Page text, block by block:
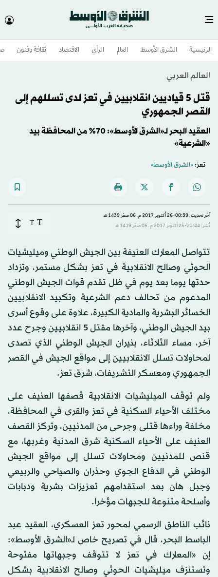
الرئيسية الشرق الأوسط​ العالم الرأي الاقتصاد ثقافة وفنون
العالم العربي
قتل 5 قياديين انقلابيين في تعز لدى تسللهم إلى
القصر الجمهوري
العقيد البحر لـ«الشرق الأوسط»: 70% من المحافظة بيد
«الشرعية»
تعز:«الشرق الأوسط»
آخر تحديث: 00:39-26 أكتوبر 2017 م ـ 06 صفَر 1439 هـ
نُشر: 23:44-25 أكتوبر 2017 م ـ 05 صفَر 1439 هـ
T
T
تتواصل المعارك العنيفة بين الجيش الوطني وميليشيات
الحوثي وصالح الانقلابية في تعز بشكل مستمر، وتزداد
حدتها يوما بعد يوم في ظل تقدم قوات الجيش الوطني
المدعوم من تحالف دعم الشرعية وتكبيد الانقلابيين
الخسائر البشرية والمادية الكبيرة، علاوة على وقوع أسرى
بيد الجيش الوطني، وآخرها مقتل 5 انقلابيين وجرح عدد
آخر، مساء الثلاثاء، بنيران الجيش الوطني الذي تصدى
لمحاولات تسلل الانقلابيين إلى مواقع الجيش في القصر
الجمهوري ومعسكر التشريفات، شرق تعز.
ولم توقف الميليشيات الانقلابية قصفها العنيف على
مختلف الأحياء السكنية في تعز والقرى في المحافظة،
مخلفة وراءها قتلى وجرحى من المدنيين، وتركز القصف
العنيف على الأحياء السكنية شرق المدنية وغربها، مع
قنص للمدنيين ومحاولات تسلل إلى مواقع الجيش
الوطني في الدفاع الجوي وحذران والصياحي والربيعي
وجبل هان بعد استقدامهم تعزيزات بشرية ودبابات
وأسلحة متنوعة للجبهات مؤخرا.
نائب الناطق الرسمي لمحور تعز العسكري، العقيد عبد
الباسط البحر، قال في تصريح خاص لـ«الشرق الأوسط»:
إن «المعارك في تعز لا تتوقف وجبهاتها مفتوحة
وتستنزف ميليشيات الحوثي وصالح الانقلابية بشكل